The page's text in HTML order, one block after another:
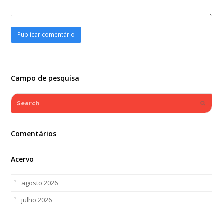
Campo de pesquisa
Search
Comentários
Acervo
agosto 2026
julho 2026